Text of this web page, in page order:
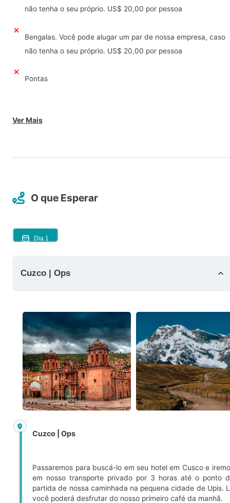
não tenha o seu próprio. US$ 20,00 por pessoa
Bengalas. Você pode alugar um par de nossa empresa, caso
não tenha o seu próprio. US$ 20,00 por pessoa
Pontas
Ver Mais
O que Esperar
Dia 1
Cuzco | Ops
Cuzco | Ops
Passaremos para buscá-lo em seu hotel em Cusco e
em nosso transporte privado por 3 horas até o ponto
partida de nossa caminhada na pequena cidade de Upis.
você poderá desfrutar do nosso primeiro café da manhã.